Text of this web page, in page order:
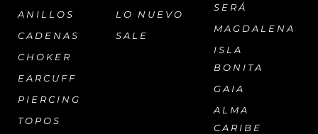
ANILLOS
CADENAS
CHOKER
EARCUFF
PIERCING
TOPOS
LO NUEVO
SALE
SERÁ
MAGDALENA
ISLA
BONITA
GAIA
ALMA
CARIBE